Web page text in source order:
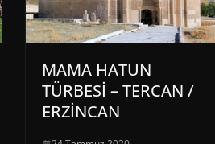
MAMA HATUN
TÜRBESİ – TERCAN /
ERZİNCAN